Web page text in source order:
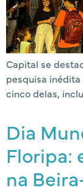
Capital se
pesquisa
cinco delas,
Dia
Floripa:
na